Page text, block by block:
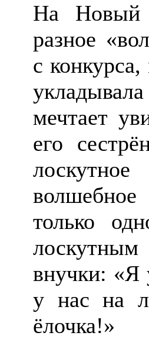
На Новый
разное
с
мечтает
его
только
внучки: «Я
у нас на
ёлочка!»